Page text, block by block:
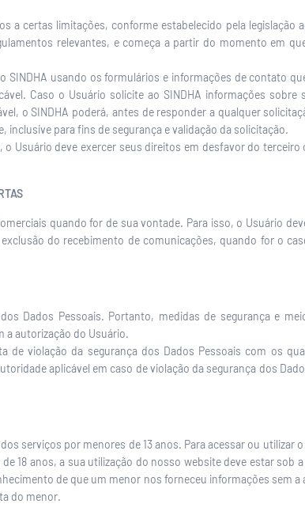
a certas limitações, conforme estabelecido pela legislação
relevantes, e começa a partir do momento em
usando os formulários e informações de contato
Caso o Usuário solicite ao SINDHA informações sobre
o SINDHA poderá, antes de responder a qualquer
para fins de segurança e validação da solicitação.
Usuário deve exercer seus direitos em desfavor do terceiro
quando for de sua vontade. Para isso, o Usuário
do recebimento de comunicações, quando for o
Dados Pessoais. Portanto, medidas de segurança e
a autorização do Usuário.
de violação da segurança dos Dados Pessoais com os
aplicável em caso de violação da segurança dos
serviços por menores de 13 anos. Para acessar ou utilizar
18 anos, a sua utilização do nosso website deve estar sob
de que um menor nos forneceu informações sem a
do menor.